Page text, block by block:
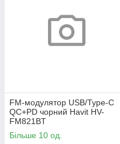
FM-модулятор USB/Type-C
QC+PD чорний Havit HV-
FM821BT
Більше 10 од.